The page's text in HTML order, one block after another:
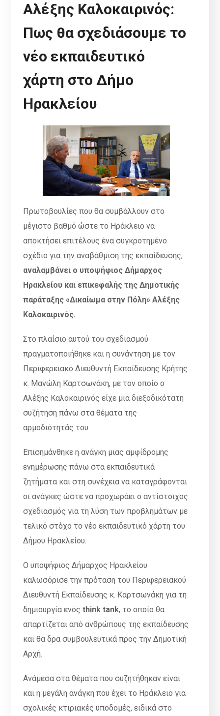
Αλέξης Καλοκαιρινός:
Πως θα σχεδιάσουμε το
νέο εκπαιδευτικό
χάρτη στο Δήμο
Ηρακλείου
Πρωτοβουλίες που θα συμβάλλουν στο
μέγιστο βαθμό ώστε το Ηράκλειο να
αποκτήσει επιτέλους ένα συγκροτημένο
σχέδιο για την αναβάθμιση της εκπαίδευσης,
αναλαμβάνει ο υποψήφιος Δήμαρχος
Ηρακλείου και επικεφαλής της Δημοτικής
παράταξης «Δικαίωμα στην Πόλη» Αλέξης
Καλοκαιρινός.
Στο πλαίσιο αυτού του σχεδιασμού
πραγματοποιήθηκε και η συνάντηση με τον
Περιφερειακό Διευθυντή Εκπαίδευσης Κρήτης
κ. Μανώλη Καρτσωνάκη, με τον οποίο ο
Αλέξης Καλοκαιρινός είχε μια διεξοδικότατη
συζήτηση πάνω στα θέματα της
αρμοδιότητάς του.
Επισημάνθηκε η ανάγκη μιας αμφίδρομης
ενημέρωσης πάνω στα εκπαιδευτικά
ζητήματα και στη συνέχεια να καταγράφονται
οι ανάγκες ώστε να προχωράει ο αντίστοιχος
σχεδιασμός για τη λύση των προβλημάτων με
τελικό στόχο το νέο εκπαιδευτικό χάρτη του
Δήμου Ηρακλείου.
Ο υποψήφιος Δήμαρχος Ηρακλείου
καλωσόρισε την πρόταση του Περιφερειακού
Διευθυντή Εκπαίδευσης κ. Καρτσωνάκη για τη
δημιουργία ενόςthink tank, το οποίο θα
απαρτίζεται από ανθρώπους της εκπαίδευσης
και θα δρα συμβουλευτικά προς την Δημοτική
Αρχή.
Ανάμεσα στα θέματα που συζητήθηκαν είναι
και η μεγάλη ανάγκη που έχει το Ηράκλειο για
σχολικές κτιριακές υποδομές, ειδικά στο